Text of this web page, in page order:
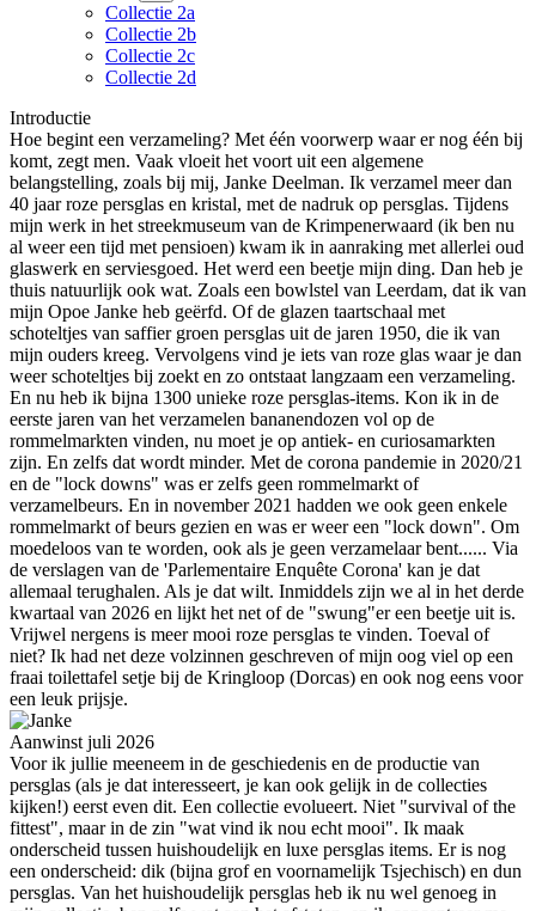
Collectie 2a
Collectie 2b
Collectie 2c
Collectie 2d
Introductie
Hoe begint een verzameling? Met één voorwerp waar er nog één bij
komt, zegt men. Vaak vloeit het voort uit een algemene
belangstelling, zoals bij mij, Janke Deelman. Ik verzamel meer dan
40 jaar roze persglas en kristal, met de nadruk op persglas. Tijdens
mijn werk in het streekmuseum van de Krimpenerwaard (ik ben nu
al weer een tijd met pensioen) kwam ik in aanraking met allerlei oud
glaswerk en serviesgoed. Het werd een beetje mijn ding. Dan heb je
thuis natuurlijk ook wat. Zoals een bowlstel van Leerdam, dat ik van
mijn Opoe Janke heb geërfd. Of de glazen taartschaal met
schoteltjes van saffier groen persglas uit de jaren 1950, die ik van
mijn ouders kreeg. Vervolgens vind je iets van roze glas waar je dan
weer schoteltjes bij zoekt en zo ontstaat langzaam een verzameling.
En nu heb ik bijna 1300 unieke roze persglas-items. Kon ik in de
eerste jaren van het verzamelen bananendozen vol op de
rommelmarkten vinden, nu moet je op antiek- en curiosamarkten
zijn. En zelfs dat wordt minder. Met de corona pandemie in 2020/21
en de "lock downs" was er zelfs geen rommelmarkt of
verzamelbeurs. En in november 2021 hadden we ook geen enkele
rommelmarkt of beurs gezien en was er weer een "lock down". Om
moedeloos van te worden, ook als je geen verzamelaar bent...... Via
de verslagen van de 'Parlementaire Enquête Corona' kan je dat
allemaal terughalen. Als je dat wilt. Inmiddels zijn we al in het derde
kwartaal van 2026 en lijkt het net of de "swung"er een beetje uit is.
Vrijwel nergens is meer mooi roze persglas te vinden. Toeval of
niet? Ik had net deze volzinnen geschreven of mijn oog viel op een
fraai toilettafel setje bij de Kringloop (Dorcas) en ook nog eens voor
een leuk prijsje.
Aanwinst juli 2026
Voor ik jullie meeneem in de geschiedenis en de productie van
persglas (als je dat interesseert, je kan ook gelijk in de collecties
kijken!) eerst even dit. Een collectie evolueert. Niet "survival of the
fittest", maar in de zin "wat vind ik nou echt mooi". Ik maak
onderscheid tussen huishoudelijk en luxe persglas items. Er is nog
een onderscheid: dik (bijna grof en voornamelijk Tsjechisch) en dun
persglas. Van het huishoudelijk persglas heb ik nu wel genoeg in